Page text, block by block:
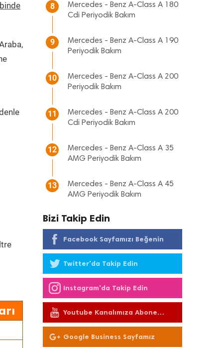
8
Mercedes - Benz A-Class A 180
Cdi Periyodik Bakım
9
Mercedes - Benz A-Class A 190
Periyodik Bakım
10
Mercedes - Benz A-Class A 200
Periyodik Bakım
11
Mercedes - Benz A-Class A 200
Cdi Periyodik Bakım
12
Mercedes - Benz A-Class A 35
AMG Periyodik Bakım
13
Mercedes - Benz A-Class A 45
AMG Periyodik Bakım
Bizi Takip Edin
Facebook Sayfamızı Beğenin
Twitter'da Takip Edin
Instagram'da Takip Edin
Youtube Kanalımıza Abone
Olun
Google Business Sayfamız